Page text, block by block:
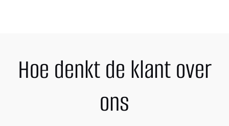
Hoe denkt de klant over
ons